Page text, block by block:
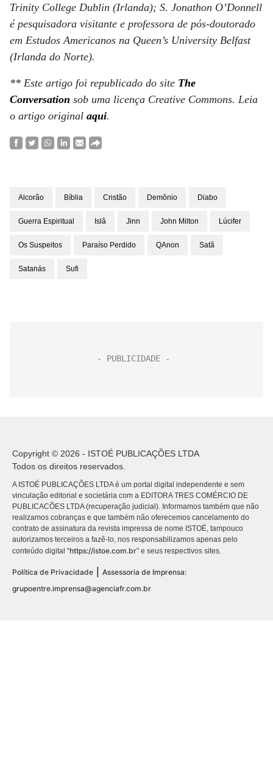
Trinity College Dublin (Irlanda); S. Jonathon O’Donnell
é pesquisadora visitante e professora de pós-doutorado
em Estudos Americanos na Queen’s University Belfast
(Irlanda do Norte).
** Este artigo foi republicado do site The
Conversation sob uma licença Creative Commons. Leia
o artigo original aqui.
Alcorão Bíblia Cristão Demônio Diabo
Guerra Espiritual Islâ Jinn John Milton Lúcifer
Os Suspeitos Paraíso Perdido QAnon Satã
Satanás Sufi
Copyright © 2026 - ISTOÉ PUBLICAÇÕES LTDA
Todos os direitos reservados.
A ISTOÉ PUBLICAÇÕES LTDA é um portal digital independente e sem
vinculação editorial e societária com a EDITORA TRES COMÉRCIO DE
PUBLICACÕES LTDA (recuperação judicial). Informamos também que não
realizamos cobranças e que também não oferecemos cancelamento do
contrato de assinatura da revista impressa de nome ISTOÉ, tampouco
autorizamos terceiros a fazê-lo, nos responsabilizamos apenas pelo
conteúdo digital “https://istoe.com.br” e seus respectivos sites.
Política de Privacidade | Assessoria de Imprensa:
grupoentre.imprensa@agenciafr.com.br